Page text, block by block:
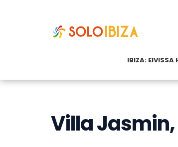
IBIZA: EIVISSA
Villa